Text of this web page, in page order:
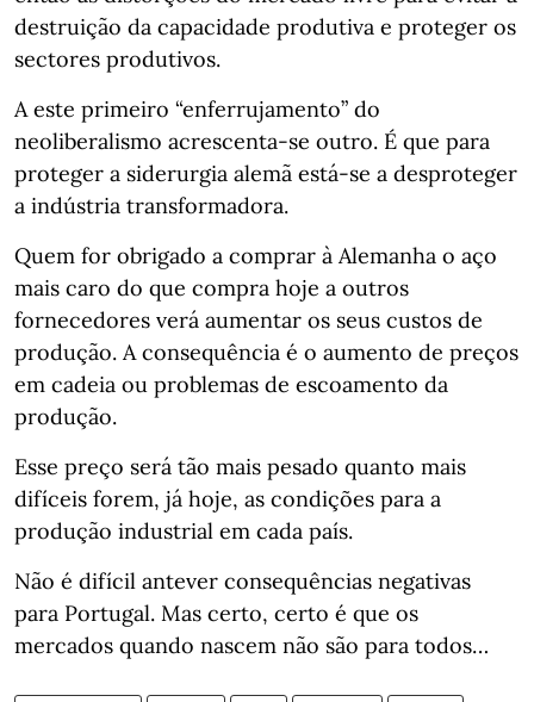
destruição da capacidade produtiva e proteger os
sectores produtivos.
A este primeiro “enferrujamento” do
neoliberalismo acrescenta-se outro. É que para
proteger a siderurgia alemã está-se a desproteger
a indústria transformadora.
Quem for obrigado a comprar à Alemanha o aço
mais caro do que compra hoje a outros
fornecedores verá aumentar os seus custos de
produção. A consequência é o aumento de preços
em cadeia ou problemas de escoamento da
produção.
Esse preço será tão mais pesado quanto mais
difíceis forem, já hoje, as condições para a
produção industrial em cada país.
Não é difícil antever consequências negativas
para Portugal. Mas certo, certo é que os
mercados quando nascem não são para todos…